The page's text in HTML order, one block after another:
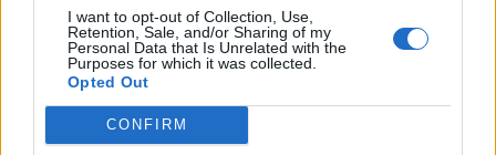
I want to opt-out of Collection, Use,
Retention, Sale, and/or Sharing of my
Personal Data that Is Unrelated with the
Purposes for which it was collected.
Opted Out
CONFIRM
Cumple 47 años (nació en 1978)
Morris Peterson
Baloncestista estadounidense
Cumple 48 años (nació en 1977)
Therese Alshammar